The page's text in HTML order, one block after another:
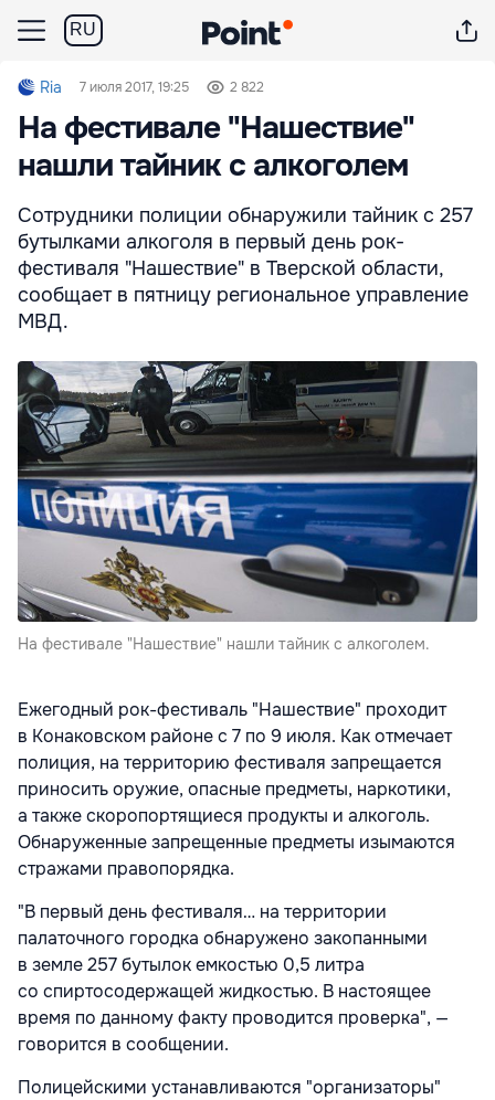
RU
Ria 7 июля 2017, 19:25 2 822
На фестивале "Нашествие"
нашли тайник с алкоголем
Сотрудники полиции обнаружили тайник с 257
бутылками алкоголя в первый день рок-
фестиваля "Нашествие" в Тверской области,
сообщает в пятницу региональное управление
МВД.
На фестивале "Нашествие" нашли тайник с алкоголем.
Ежегодный рок-фестиваль "Нашествие" проходит
в Конаковском районе с 7 по 9 июля. Как отмечает
полиция, на территорию фестиваля запрещается
приносить оружие, опасные предметы, наркотики,
а также скоропортящиеся продукты и алкоголь.
Обнаруженные запрещенные предметы изымаются
стражами правопорядка.
"В первый день фестиваля… на территории
палаточного городка обнаружено закопанными
в земле 257 бутылок емкостью 0,5 литра
со спиртосодержащей жидкостью. В настоящее
время по данному факту проводится проверка", —
говорится в сообщении.
Полицейскими устанавливаются "организаторы"